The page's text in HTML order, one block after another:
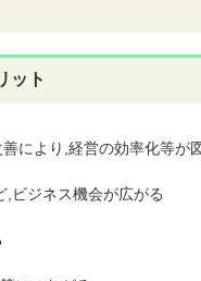
ット
により,経営の効率化等が
,ビジネス機会が広がる